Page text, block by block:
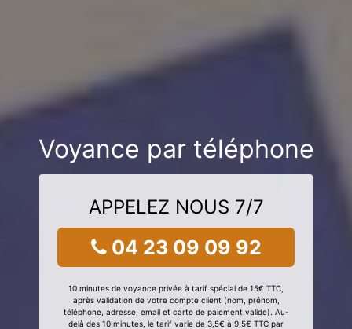
Voyance par téléphone
APPELEZ NOUS 7/7
04 23 09 09 92
10 minutes de voyance privée à tarif spécial de 15€ TTC,
après validation de votre compte client (nom, prénom,
téléphone, adresse, email et carte de paiement valide). Au-
delà des 10 minutes, le tarif varie de 3,5€ à 9,5€ TTC par